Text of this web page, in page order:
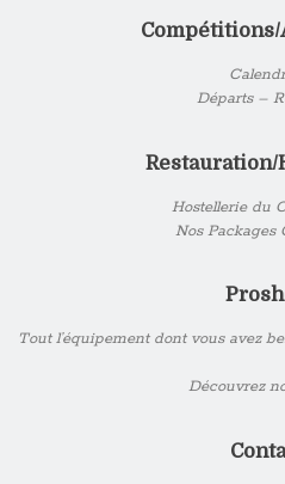
Départs –
Hostellerie du
Nos Packages
Tout l’équipement dont vous avez
Découvrez